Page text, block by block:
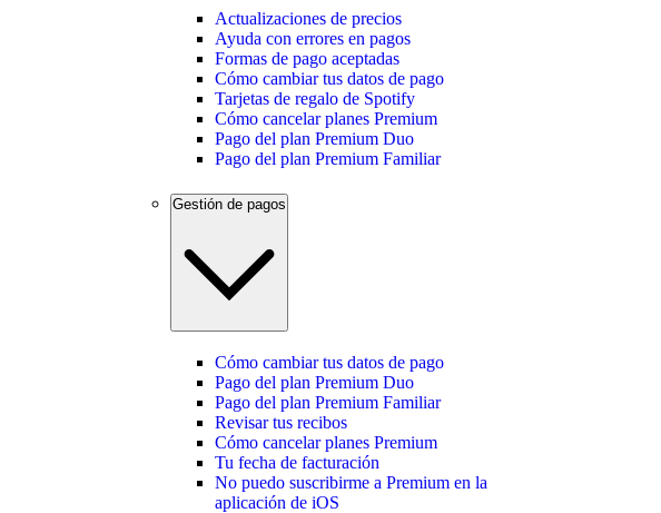
Actualizaciones de precios
Ayuda con errores en pagos
Formas de pago aceptadas
Cómo cambiar tus datos de pago
Tarjetas de regalo de Spotify
Cómo cancelar planes Premium
Pago del plan Premium Duo
Pago del plan Premium Familiar
Gestión de pagos
Cómo cambiar tus datos de pago
Pago del plan Premium Duo
Pago del plan Premium Familiar
Revisar tus recibos
Cómo cancelar planes Premium
Tu fecha de facturación
No puedo suscribirme a Premium en la
aplicación de iOS